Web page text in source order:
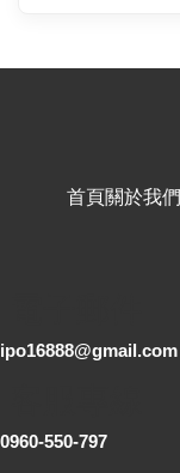
首頁關於我們
ipo16888@gmail.com
0960-550-797